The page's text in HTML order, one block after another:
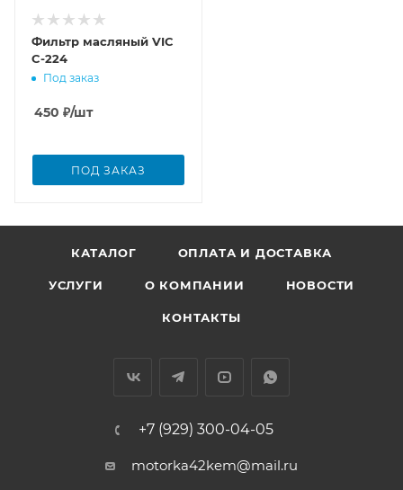
Фильтр масляный VIС
C-224
Под заказ
450 ₽/шт
ПОД ЗАКАЗ
КАТАЛОГ ОПЛАТА И ДОСТАВКА
УСЛУГИ О КОМПАНИИ НОВОСТИ
КОНТАКТЫ
+7 (929) 300-04-05
motorka42kem@mail.ru